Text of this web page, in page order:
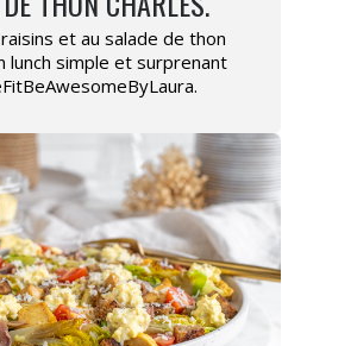
et au salade de thon
lunch simple et surprenant